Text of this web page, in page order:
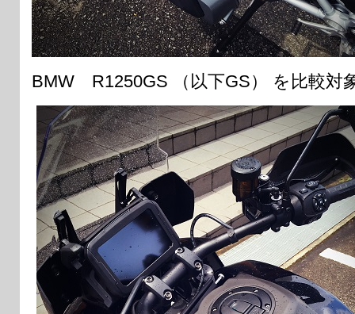
BMW R1250GS （以下GS） を比較対